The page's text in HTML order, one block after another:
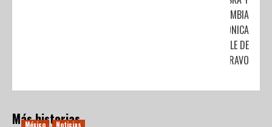
CUMBIA
ELECTRÓNICA
EN VALLE DE
BRAVO
Más historias
México Noticias